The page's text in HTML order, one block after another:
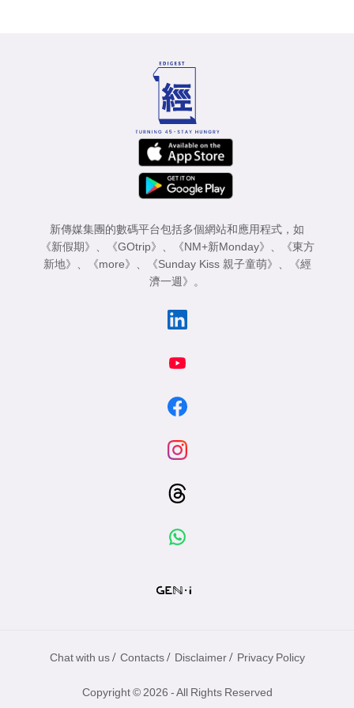
新傳媒集團的數碼平台包括多個網站和應用程式，如
《新假期》
《GOtrip》 《NM+新Monday》
《東方
新地》
《more》 《Sunday Kiss 親子童萌》
《經
濟一週》
。
Chat with us / Contacts / Disclaimer / Privacy Policy
Copyright © 2026 - All Rights Reserved